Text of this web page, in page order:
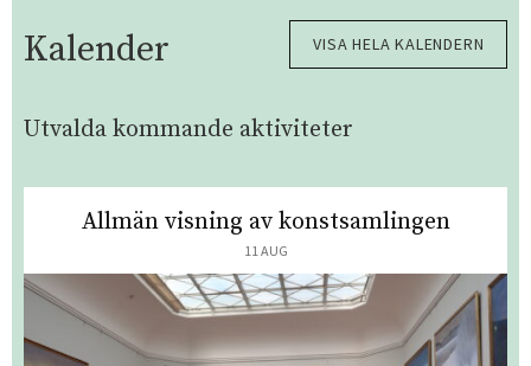
Kalender VISA HELA KALENDERN
Utvalda kommande aktiviteter
Allmän visning av konstsamlingen
11 AUG